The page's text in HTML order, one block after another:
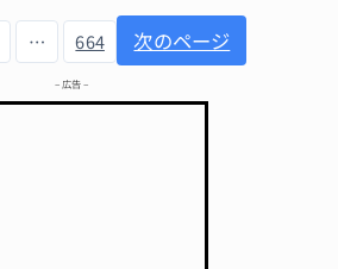
… 664 次のページ
– 広告 –